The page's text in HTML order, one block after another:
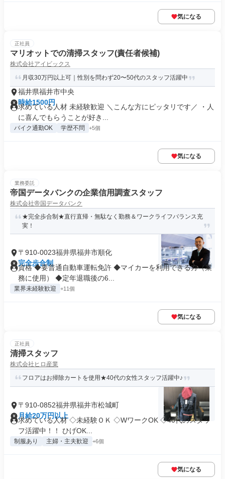
気になる
正社員
マリオットでの清掃スタッフ(責任者候補)
株式会社アイビックス
月収30万円以上可｜性別を問わず20〜50代のスタッフ活躍中
福井県福井市中央
時給1500円
求めている人材 未経験歓迎 ＼こんな方にピッタリです／ ・人
に喜んでもらうことが好き...
バイク通勤OK 学歴不問 +5個
気になる
業務委託
帝国データバンクの企業信用調査スタッフ
株式会社帝国データバンク
★完全歩合制★直行直帰・無駄なく勤務＆ワークライフバランス充
実！
〒910-0023福井県福井市順化
完全歩合制
資格 ◆要普通自動車運転免許 ◆マイカーを利用できる方（業
務に使用） ◆定年退職後の6...
業界未経験歓迎 +11個
気になる
正社員
清掃スタッフ
株式会社ヒロ産業
フロアはお掃除カートを使用★40代の女性スタッフ活躍中♪
〒910-0852福井県福井市松城町
月給20万円以上
求めている人材 ◇未経験ＯＫ ◇WワークOK ◇40代のスタッ
フ活躍中！！ ひげOK...
制服あり 主婦・主夫歓迎 +6個
気になる